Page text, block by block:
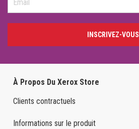
INSCRIVEZ-VOUS
À Propos Du Xerox Store
Clients contractuels
Informations sur le produit